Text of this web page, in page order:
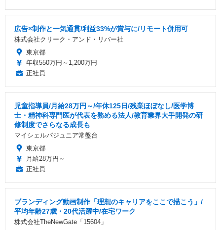
広告×制作と一気通貫/利益33%が賞与に/リモート併用可
株式会社クリーク・アンド・リバー社
東京都
年収550万円～1,200万円
正社員
児童指導員/月給28万円～/年休125日/残業ほぼなし/医学博
士・精神科専門医が代表を務める法人/教育業界大手開発の研
修制度でさらなる成長も
マイシェルパジュニア常盤台
東京都
月給28万円～
正社員
ブランディング動画制作「理想のキャリアをここで描こう」/
平均年齢27歳・20代活躍中/在宅ワーク
株式会社TheNewGate「15604」